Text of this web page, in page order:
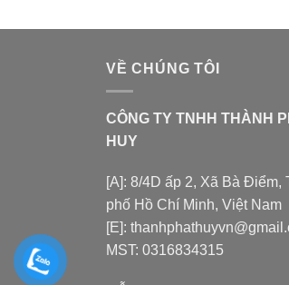
VỀ CHÚNG TÔI
CÔNG TY TNHH THÀNH
HUY
[A]: 8/4D ấp 2, Xã Bà Điểm,
phố Hồ Chí Minh, Việt Nam
[E]:
MST: 0316834315